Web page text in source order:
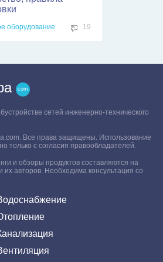
Проектирование и расчеты
сетей инженерно-технического
Все права защищены. Использование
только с согласия правообладателей.
и обзоры продуктов составляются на
их авторов. Необходима консультация со